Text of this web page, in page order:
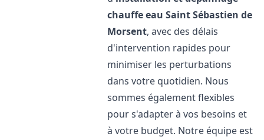
chauffe eau Saint Sébastien de
Morsent, avec des délais
d'intervention rapides pour
minimiser les perturbations
dans votre quotidien. Nous
sommes également flexibles
pour s'adapter à vos besoins et
à votre budget. Notre équipe est